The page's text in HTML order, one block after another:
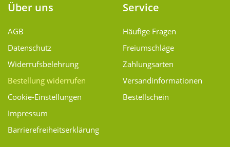
Über uns
AGB
Datenschutz
Widerrufsbelehrung
Bestellung widerrufen
Cookie-Einstellungen
Impressum
Barrierefreiheitserklärung
Service
Häufige Fragen
Freiumschläge
Zahlungsarten
Versand­informationen
Bestellschein